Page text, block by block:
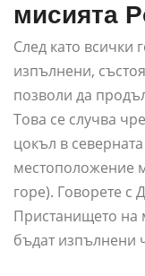
мисията
След като всички
изпълнени,
позволи да
Това се случва
цокъл в
местоположение
горе). Говорете с
Пристанището на
бъдат изпълнени